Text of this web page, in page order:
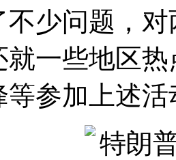
不少问题，
就一些地区
等参加上述活